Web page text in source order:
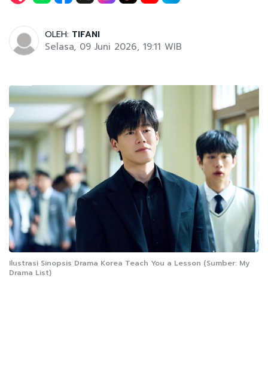
OLEH: TIFANI
Selasa, 09 Juni 2026, 19:11 WIB
Ilustrasi Sinopsis Drama Korea Teach You a Lesson (Sumber: My
Drama List)